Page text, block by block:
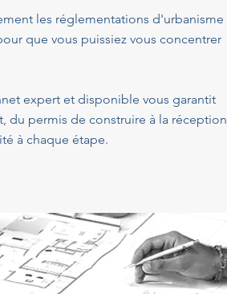
les réglementations d'urbanisme
que vous puissiez vous concentrer
expert et disponible vous garantit
du permis de construire à la réception
à chaque étape.